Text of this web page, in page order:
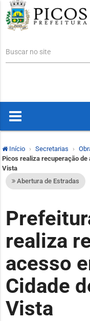
Buscar no site
Início Secretarias
Picos realiza recuperação de
Vista
Abertura de Estradas
realiza
acesso
Cidade
Vista